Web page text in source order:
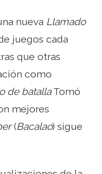
nueva Llamado
juegos cada
que otras
como
de batallaTomó
mejores
(Bacalao) sigue